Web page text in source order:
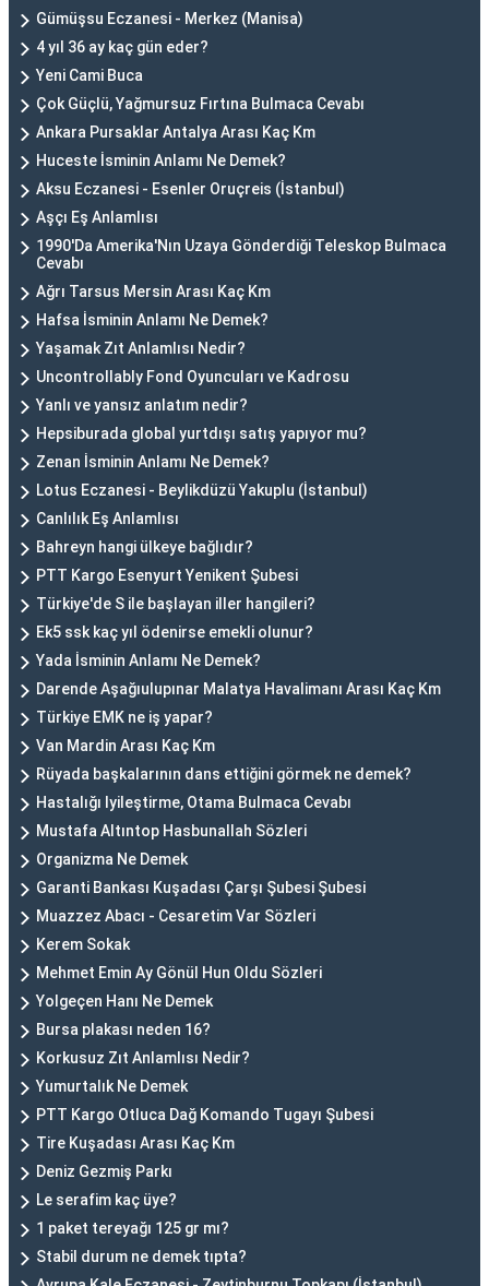
Gümüşsu Eczanesi - Merkez (Manisa)
4 yıl 36 ay kaç gün eder?
Yeni Cami Buca
Çok Güçlü, Yağmursuz Fırtına Bulmaca Cevabı
Ankara Pursaklar Antalya Arası Kaç Km
Huceste İsminin Anlamı Ne Demek?
Aksu Eczanesi - Esenler Oruçreis (İstanbul)
Aşçı Eş Anlamlısı
1990'Da Amerika'Nın Uzaya Gönderdiği Teleskop Bulmaca
Cevabı
Ağrı Tarsus Mersin Arası Kaç Km
Hafsa İsminin Anlamı Ne Demek?
Yaşamak Zıt Anlamlısı Nedir?
Uncontrollably Fond Oyuncuları ve Kadrosu
Yanlı ve yansız anlatım nedir?
Hepsiburada global yurtdışı satış yapıyor mu?
Zenan İsminin Anlamı Ne Demek?
Lotus Eczanesi - Beylikdüzü Yakuplu (İstanbul)
Canlılık Eş Anlamlısı
Bahreyn hangi ülkeye bağlıdır?
PTT Kargo Esenyurt Yenikent Şubesi
Türkiye'de S ile başlayan iller hangileri?
Ek5 ssk kaç yıl ödenirse emekli olunur?
Yada İsminin Anlamı Ne Demek?
Darende Aşağıulupınar Malatya Havalimanı Arası Kaç Km
Türkiye EMK ne iş yapar?
Van Mardin Arası Kaç Km
Rüyada başkalarının dans ettiğini görmek ne demek?
Hastalığı Iyileştirme, Otama Bulmaca Cevabı
Mustafa Altıntop Hasbunallah Sözleri
Organizma Ne Demek
Garanti Bankası Kuşadası Çarşı Şubesi Şubesi
Muazzez Abacı - Cesaretim Var Sözleri
Kerem Sokak
Mehmet Emin Ay Gönül Hun Oldu Sözleri
Yolgeçen Hanı Ne Demek
Bursa plakası neden 16?
Korkusuz Zıt Anlamlısı Nedir?
Yumurtalık Ne Demek
PTT Kargo Otluca Dağ Komando Tugayı Şubesi
Tire Kuşadası Arası Kaç Km
Deniz Gezmiş Parkı
Le serafim kaç üye?
1 paket tereyağı 125 gr mı?
Stabil durum ne demek tıpta?